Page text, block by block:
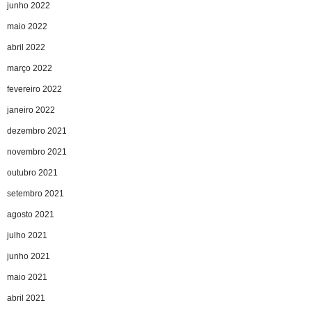
junho 2022
maio 2022
abril 2022
março 2022
fevereiro 2022
janeiro 2022
dezembro 2021
novembro 2021
outubro 2021
setembro 2021
agosto 2021
julho 2021
junho 2021
maio 2021
abril 2021